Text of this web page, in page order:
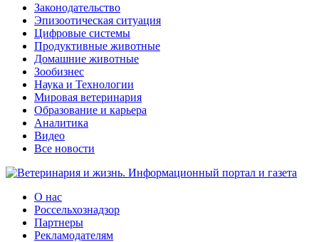
Законодательство
Эпизоотическая ситуация
Цифровые системы
Продуктивные животные
Домашние животные
Зообизнес
Наука и Технологии
Мировая ветеринария
Образование и карьера
Аналитика
Видео
Все новости
О нас
Россельхознадзор
Партнеры
Рекламодателям